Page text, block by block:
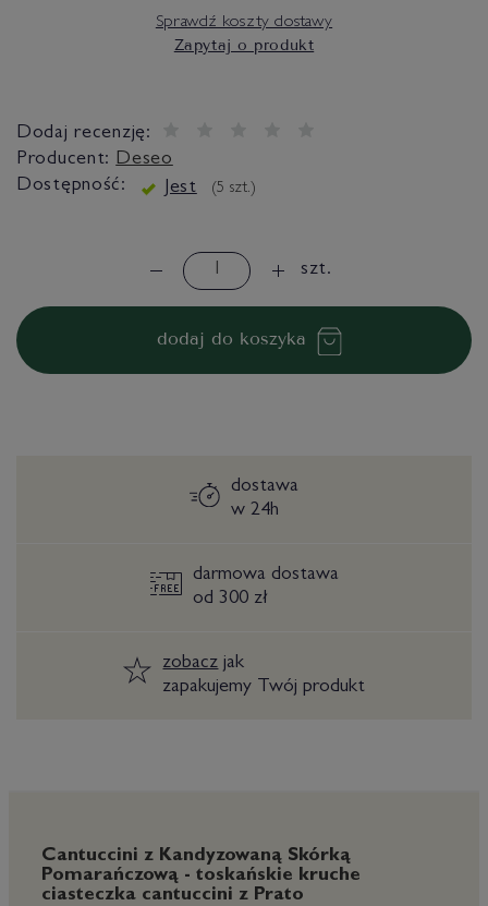
Sprawdź koszty dostawy
Zapytaj o produkt
Dodaj recenzję:
Producent: Deseo
Dostępność:
Jest (5 szt.)
szt.
dodaj do koszyka
dostawa
w 24h
darmowa dostawa
od 300 zł
zobaczjak
zapakujemy Twój produkt
Cantuccini z Kandyzowaną Skórką
Pomarańczową - toskańskie kruche
ciasteczka cantuccini z Prato